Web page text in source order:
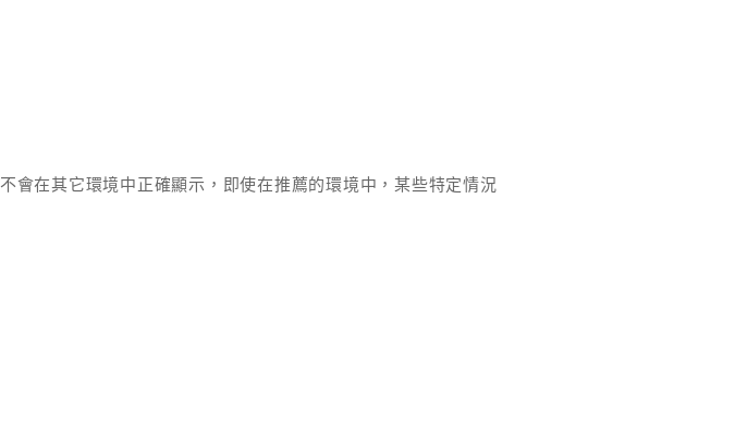
會在其它環境中正確顯示，即使在推薦的環境中，某些特定情況